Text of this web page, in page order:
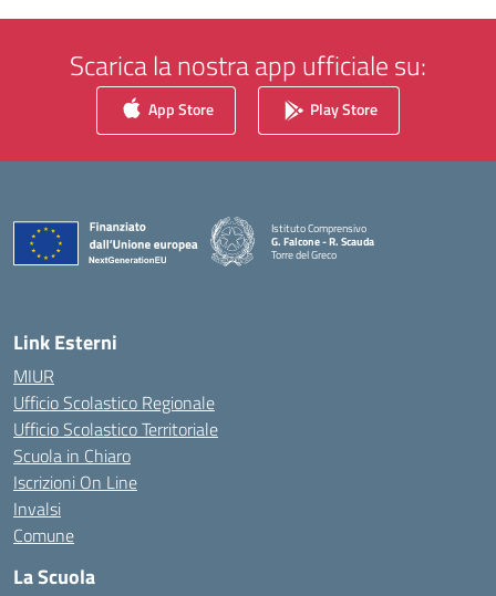
Scarica la nostra app ufficiale su:
App Store Play Store
Istituto Comprensivo
G. Falcone - R. Scauda
Torre del Greco
Link Esterni
MIUR
Ufficio Scolastico Regionale
Ufficio Scolastico Territoriale
Scuola in Chiaro
Iscrizioni On Line
Invalsi
Comune
La Scuola